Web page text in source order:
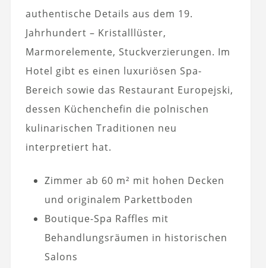
authentische Details aus dem 19.
Jahrhundert – Kristalllüster,
Marmorelemente, Stuckverzierungen. Im
Hotel gibt es einen luxuriösen Spa-
Bereich sowie das Restaurant Europejski,
dessen Küchenchefin die polnischen
kulinarischen Traditionen neu
interpretiert hat.
Zimmer ab 60 m² mit hohen Decken
und originalem Parkettboden
Boutique-Spa Raffles mit
Behandlungsräumen in historischen
Salons